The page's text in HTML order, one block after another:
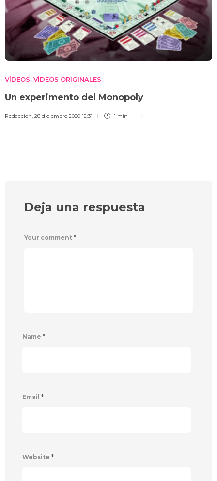
VÍDEOS, VÍDEOS ORIGINALES
Un experimento del Monopoly
Redaccion, 28 diciembre 2020 12:31 1 min
Deja una respuesta
Your comment *
Name *
Email *
Website *